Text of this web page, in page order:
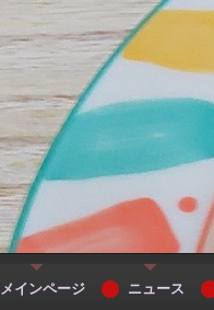
メインページ ニュース